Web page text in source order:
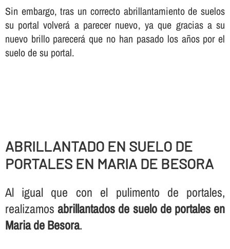
Sin embargo, tras un correcto abrillantamiento de suelos
su portal volverá a parecer nuevo, ya que gracias a su
nuevo brillo parecerá que no han pasado los años por el
suelo de su portal.
ABRILLANTADO EN SUELO DE
PORTALES EN MARIA DE BESORA
Al igual que con el pulimento de portales,
realizamosabrillantados de suelo de portales en
Maria de Besora.